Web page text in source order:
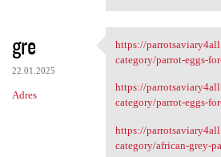
gre
22.01.2025
Adres
https://
https://
category/parrot-eggs-
https://
category/parrot-eggs-
https://
category/african-grey-